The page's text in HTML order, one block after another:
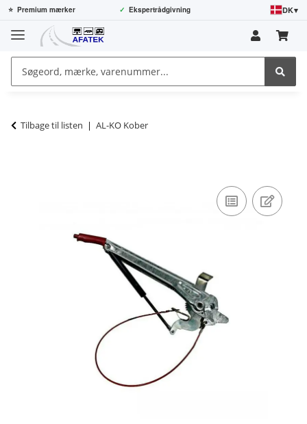
⭐ Premium mærker ✓ Ekspertrådgivning DK▾
Tilbage til listen AL-KO Kober